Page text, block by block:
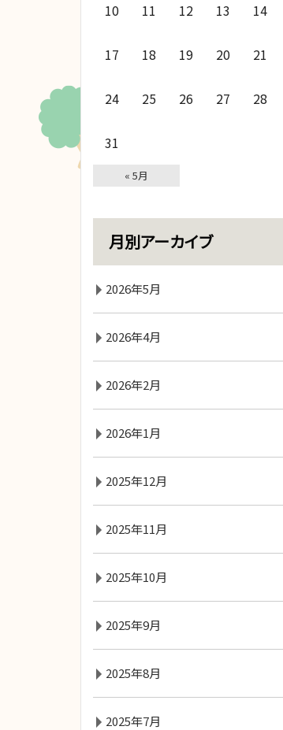
10 11 12 13 14
17 18 19 20 21
24 25 26 27 28
31
« 5月
月別アーカイブ
2026年5月
2026年4月
2026年2月
2026年1月
2025年12月
2025年11月
2025年10月
2025年9月
2025年8月
2025年7月